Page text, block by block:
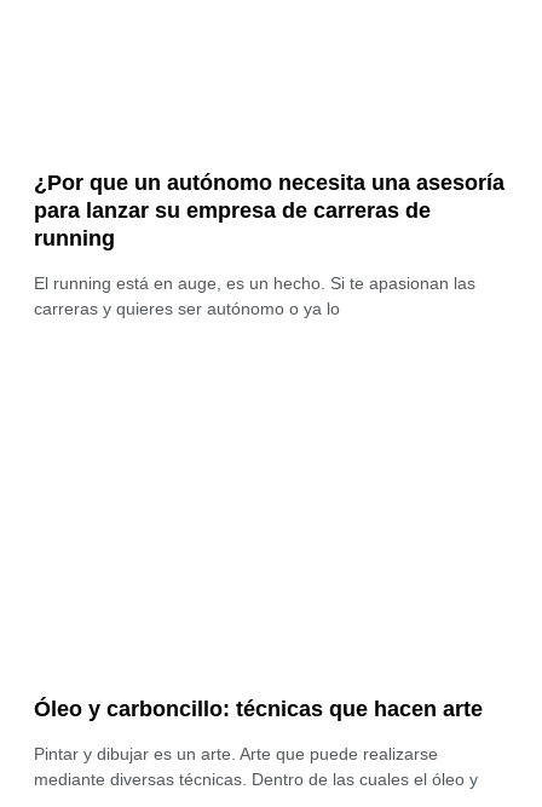
¿Por que un autónomo necesita una asesoría
para lanzar su empresa de carreras de
running
El running está en auge, es un hecho. Si te apasionan las
carreras y quieres ser autónomo o ya lo
Óleo y carboncillo: técnicas que hacen arte
Pintar y dibujar es un arte. Arte que puede realizarse
mediante diversas técnicas. Dentro de las cuales el óleo y